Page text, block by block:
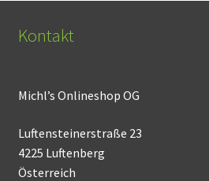
Kontakt
Michl’s Onlineshop OG
Luftensteinerstraße 23
4225 Luftenberg
Österreich